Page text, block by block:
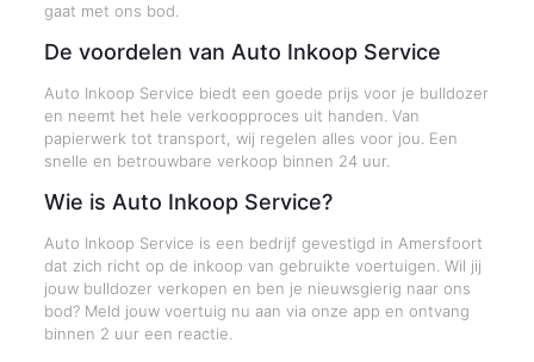
gaat met ons bod.
De voordelen van Auto Inkoop Service
Auto Inkoop Service biedt een goede prijs voor je bulldozer
en neemt het hele verkoopproces uit handen. Van
papierwerk tot transport, wij regelen alles voor jou. Een
snelle en betrouwbare verkoop binnen 24 uur.
Wie is Auto Inkoop Service?
Auto Inkoop Service is een bedrijf gevestigd in Amersfoort
dat zich richt op de inkoop van gebruikte voertuigen. Wil jij
jouw bulldozer verkopen en ben je nieuwsgierig naar ons
bod? Meld jouw voertuig nu aan via onze app en ontvang
binnen 2 uur een reactie.